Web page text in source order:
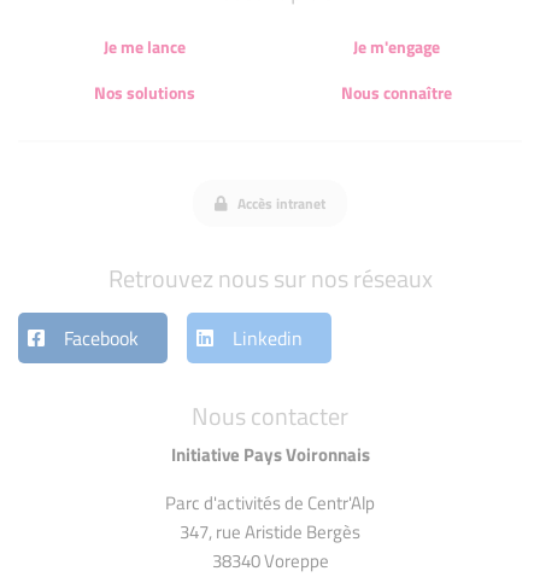
Nous contacter
Initiative Pays Voironnais
Parc d'activités de Centr'Alp
347, rue Aristide Bergès
38340 Voreppe
Je me lance
Je m'engage
Nos solutions
Nous connaître
Accès intranet
Retrouvez nous sur nos réseaux
Facebook Linkedin